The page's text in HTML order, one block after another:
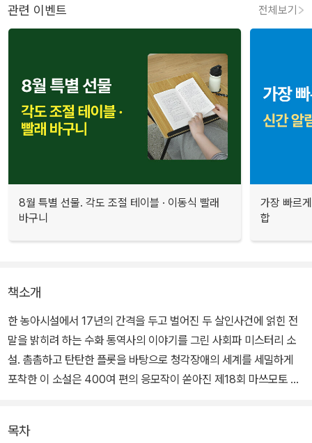
관련 이벤트 전체보기
8월 특별 선물. 각도 조절 테이블 · 이동식 빨래
바구니
가장 빠르
합
책소개
한 농아시설에서 17년의 간격을 두고 벌어진 두 살인사건에 얽힌 전
말을 밝히려 하는 수화 통역사의 이야기를 그린 사회파 미스터리 소
설. 촘촘하고 탄탄한 플롯을 바탕으로 청각장애의 세계를 세밀하게
포착한 이 소설은 400여 편의 응모작이 쏟아진 제18회 마쓰모토 세
목차